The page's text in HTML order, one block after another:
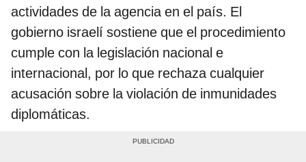
actividades de la agencia en el país. El
gobierno israelí sostiene que el procedimiento
cumple con la legislación nacional e
internacional, por lo que rechaza cualquier
acusación sobre la violación de inmunidades
diplomáticas.